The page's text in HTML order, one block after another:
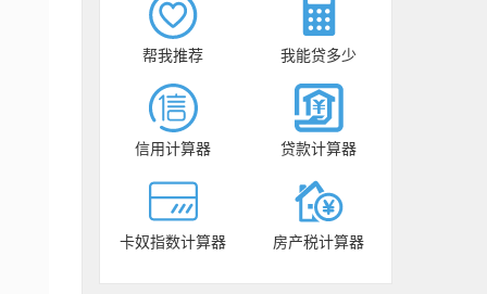
帮我推荐 我能贷多少
信用计算器 贷款计算器
卡奴指数计算器 房产税计算器